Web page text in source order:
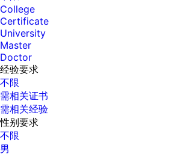
College
Certificate
University
Master
Doctor
经验要求
不限
需相关证书
需相关经验
性别要求
不限
男